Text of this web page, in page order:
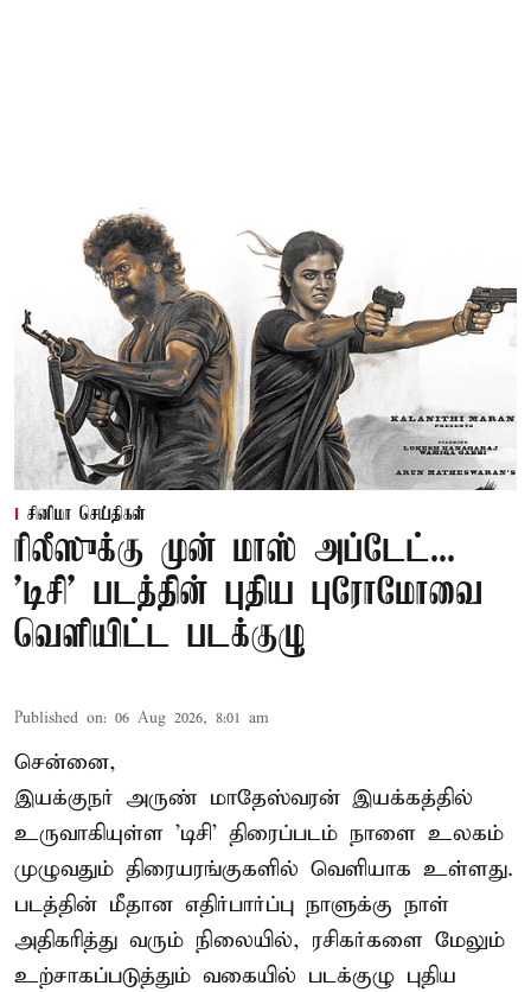
சினிமா செய்திகள்
ரிலீஸுக்கு முன் மாஸ் அப்டேட்...
'டிசி' படத்தின் புதிய புரோமோவை
வெளியிட்ட படக்குழு
Published on: 06 Aug 2026, 8:01 am
சென்னை,
இயக்குநர் அருண் மாதேஸ்வரன் இயக்கத்தில்
உருவாகியுள்ள 'டிசி' திரைப்படம் நாளை உலகம்
முழுவதும் திரையரங்குகளில் வெளியாக உள்ளது.
படத்தின் மீதான எதிர்பார்ப்பு நாளுக்கு நாள்
அதிகரித்து வரும் நிலையில், ரசிகர்களை மேலும்
உற்சாகப்படுத்தும் வகையில் படக்குழு புதிய